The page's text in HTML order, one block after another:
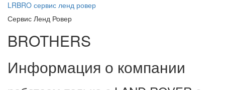
LRBRO сервис ленд ровер
Сервис Ленд Ровер
BROTHERS
Информация о компании